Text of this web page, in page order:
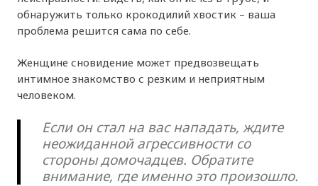
обнаружить только крокодилий хвостик – ваша
проблема решится сама по себе.
Женщине сновидение может предвозвещать
интимное знакомство с резким и неприятным
человеком.
Если он стал на вас нападать, ждите
неожиданной агрессивности со
стороны домочадцев. Обратите
внимание, где именно это произошло.